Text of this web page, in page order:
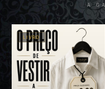
A
LIVRO